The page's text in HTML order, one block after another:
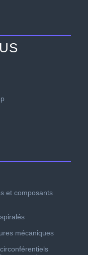
et composants
mécaniques